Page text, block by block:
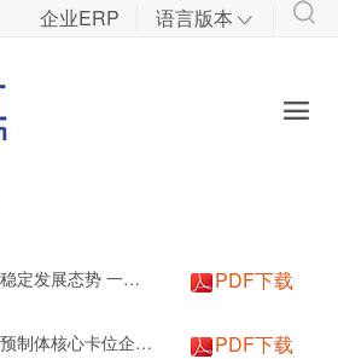
语言版本 
企业ERP

国海证券：碳材料保持稳定发展态势 一季度业绩实现同比增长 PDF下载
国盛证券：军工碳纤维预制体核心卡位企业，未来3年有望迎来高增长 PDF下载